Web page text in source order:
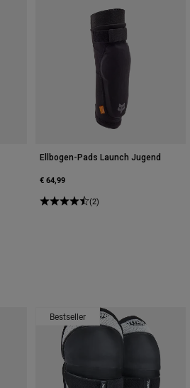
Ellbogen-Pads Launch Jugend
€ 64,99
(2)
Bestseller